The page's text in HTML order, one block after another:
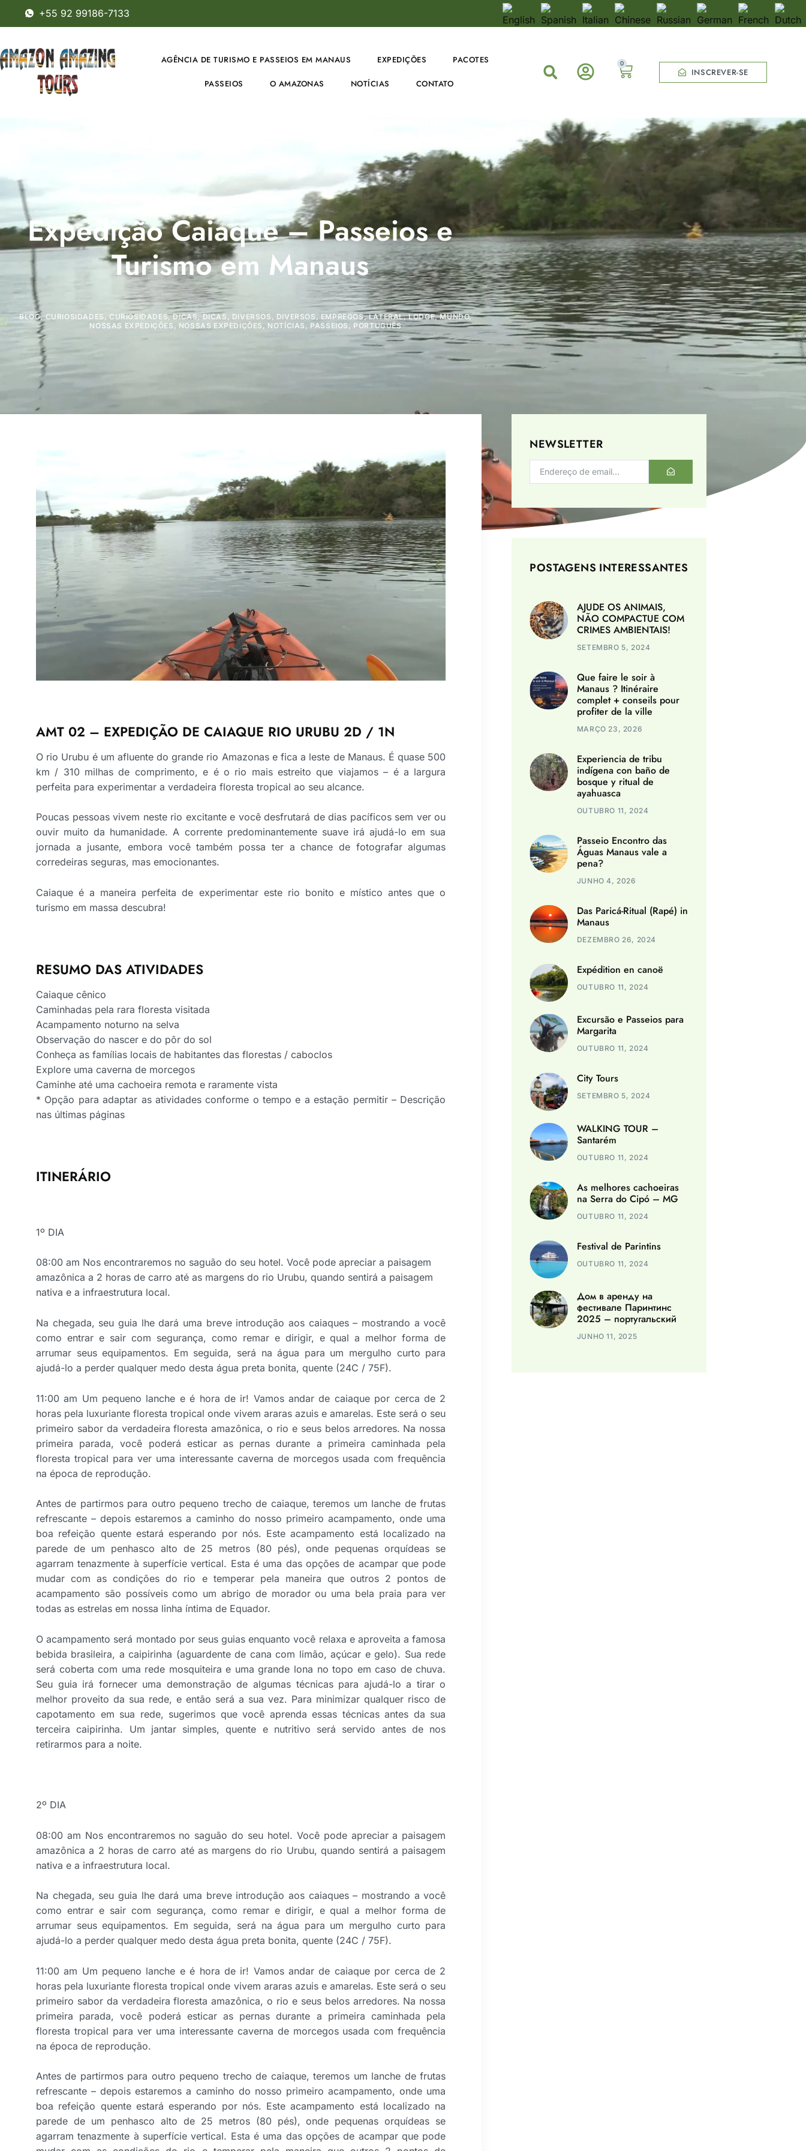
+55 92 99186-7133
AGÊNCIA DE TURISMO E PASSEIOS EM MANAUS EXPEDIÇÕES PACOTES
PASSEIOS O AMAZONAS NOTÍCIAS CONTATO
0
INSCREVER-SE
Expedição Caiaque – Passeios e
Turismo em Manaus
BLOG,CURIOSIDADES , CURIOSIDADES,DICAS,DICAS , DIVERSOS , DIVERSOS , EMPREGOS,LATERAL,LODGE,MUNDO,
NOSSAS EXPEDIÇÕES , NOSSAS EXPEDIÇÕES , NOTÍCIAS , PASSEIOS , PORTUGUÊS
AMT 02 – EXPEDIÇÃO DE CAIAQUE RIO URUBU 2D / 1N
O rio Urubu é um afluente do grande rio Amazonas e fica a leste de Manaus. É quase 500
km / 310 milhas de comprimento, e é o rio mais estreito que viajamos – é a largura
perfeita para experimentar a verdadeira floresta tropical ao seu alcance.
Poucas pessoas vivem neste rio excitante e você desfrutará de dias pacíficos sem ver ou
ouvir muito da humanidade. A corrente predominantemente suave irá ajudá-lo em sua
jornada a jusante, embora você também possa ter a chance de fotografar algumas
corredeiras seguras, mas emocionantes.
Caiaque é a maneira perfeita de experimentar este rio bonito e místico antes que o
turismo em massa descubra!
RESUMO DAS ATIVIDADES
Caiaque cênico
Caminhadas pela rara floresta visitada
Acampamento noturno na selva
Observação do nascer e do pôr do sol
Conheça as famílias locais de habitantes das florestas / caboclos
Explore uma caverna de morcegos
Caminhe até uma cachoeira remota e raramente vista
* Opção para adaptar as atividades conforme o tempo e a estação permitir – Descrição
nas últimas páginas
ITINERÁRIO
1º DIA
08:00 am Nos encontraremos no saguão do seu hotel. Você pode apreciar a paisagem
amazônica a 2 horas de carro até as margens do rio Urubu, quando sentirá a paisagem
nativa e a infraestrutura local.
Na chegada, seu guia lhe dará uma breve introdução aos caiaques – mostrando a você
como entrar e sair com segurança, como remar e dirigir, e qual a melhor forma de
arrumar seus equipamentos. Em seguida, será na água para um mergulho curto para
ajudá-lo a perder qualquer medo desta água preta bonita, quente (24C / 75F).
11:00 am Um pequeno lanche e é hora de ir! Vamos andar de caiaque por cerca de 2
horas pela luxuriante floresta tropical onde vivem araras azuis e amarelas. Este será o seu
primeiro sabor da verdadeira floresta amazônica, o rio e seus belos arredores. Na nossa
primeira parada, você poderá esticar as pernas durante a primeira caminhada pela
floresta tropical para ver uma interessante caverna de morcegos usada com frequência
na época de reprodução.
Antes de partirmos para outro pequeno trecho de caiaque, teremos um lanche de frutas
refrescante – depois estaremos a caminho do nosso primeiro acampamento, onde uma
boa refeição quente estará esperando por nós. Este acampamento está localizado na
parede de um penhasco alto de 25 metros (80 pés), onde pequenas orquídeas se
agarram tenazmente à superfície vertical. Esta é uma das opções de acampar que pode
mudar com as condições do rio e temperar pela maneira que outros 2 pontos de
acampamento são possíveis como um abrigo de morador ou uma bela praia para ver
todas as estrelas em nossa linha íntima de Equador.
O acampamento será montado por seus guias enquanto você relaxa e aproveita a famosa
bebida brasileira, a caipirinha (aguardente de cana com limão, açúcar e gelo). Sua rede
será coberta com uma rede mosquiteira e uma grande lona no topo em caso de chuva.
Seu guia irá fornecer uma demonstração de algumas técnicas para ajudá-lo a tirar o
melhor proveito da sua rede, e então será a sua vez. Para minimizar qualquer risco de
capotamento em sua rede, sugerimos que você aprenda essas técnicas antes da sua
terceira caipirinha. Um jantar simples, quente e nutritivo será servido antes de nos
retirarmos para a noite.
2º DIA
08:00 am Nos encontraremos no saguão do seu hotel. Você pode apreciar a paisagem
amazônica a 2 horas de carro até as margens do rio Urubu, quando sentirá a paisagem
nativa e a infraestrutura local.
Na chegada, seu guia lhe dará uma breve introdução aos caiaques – mostrando a você
como entrar e sair com segurança, como remar e dirigir, e qual a melhor forma de
arrumar seus equipamentos. Em seguida, será na água para um mergulho curto para
ajudá-lo a perder qualquer medo desta água preta bonita, quente (24C / 75F).
11:00 am Um pequeno lanche e é hora de ir! Vamos andar de caiaque por cerca de 2
horas pela luxuriante floresta tropical onde vivem araras azuis e amarelas. Este será o seu
primeiro sabor da verdadeira floresta amazônica, o rio e seus belos arredores. Na nossa
primeira parada, você poderá esticar as pernas durante a primeira caminhada pela
floresta tropical para ver uma interessante caverna de morcegos usada com frequência
na época de reprodução.
Antes de partirmos para outro pequeno trecho de caiaque, teremos um lanche de frutas
refrescante – depois estaremos a caminho do nosso primeiro acampamento, onde uma
boa refeição quente estará esperando por nós. Este acampamento está localizado na
parede de um penhasco alto de 25 metros (80 pés), onde pequenas orquídeas se
agarram tenazmente à superfície vertical. Esta é uma das opções de acampar que pode
NEWSLETTER
POSTAGENS INTERESSANTES
AJUDE OS ANIMAIS,
NÃO COMPACTUE COM
CRIMES AMBIENTAIS!
SETEMBRO 5, 2024
Que faire le soir à
Manaus ? Itinéraire
complet + conseils pour
profiter de la ville
MARÇO 23, 2026
Experiencia de tribu
indígena con baño de
bosque y ritual de
ayahuasca
OUTUBRO 11, 2024
Passeio Encontro das
Águas Manaus vale a
pena?
JUNHO 4, 2026
Das Paricá-Ritual (Rapé) in
Manaus
DEZEMBRO 26, 2024
Expédition en canoë
OUTUBRO 11, 2024
Excursão e Passeios para
Margarita
OUTUBRO 11, 2024
City Tours
SETEMBRO 5, 2024
WALKING TOUR –
Santarém
OUTUBRO 11, 2024
As melhores cachoeiras
na Serra do Cipó – MG
OUTUBRO 11, 2024
Festival de Parintins
OUTUBRO 11, 2024
Дом в аренду на
фестивале Паринтинс
2025 – португальский
JUNHO 11, 2025